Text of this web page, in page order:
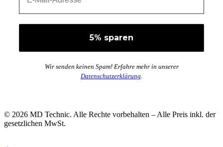
Wir senden keinen Spam! Erfahre mehr in unserer
Datenschutzerklärung.
© 2026 MD Technic. Alle Rechte vorbehalten – Alle Preis inkl. der
gesetzlichen MwSt.